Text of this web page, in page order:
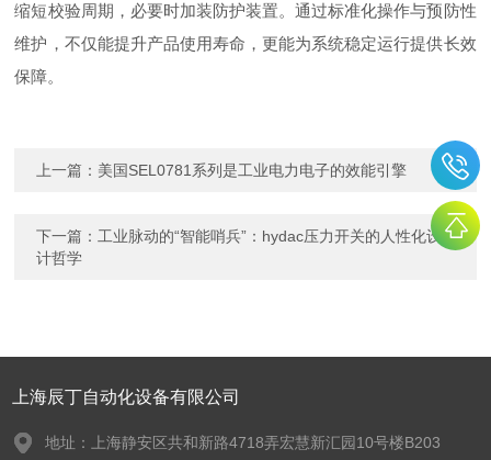
缩短校验周期，必要时加装防护装置。通过标准化操作与预防性
维护，不仅能提升产品使用寿命，更能为系统稳定运行提供长效
保障。
上一篇： 美国SEL0781系列是工业电力电子的效能引擎
下一篇： 工业脉动的“智能哨兵”：hydac压力开关的人性化设
计哲学
上海辰丁自动化设备有限公司
地址：上海静安区共和新路4718弄宏慧新汇园10号楼B203